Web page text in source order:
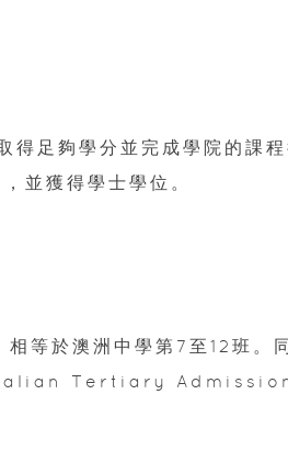
足夠學分並完成學院的課程
獲得學士學位。
等於澳洲中學第7至12班。
Tertiary